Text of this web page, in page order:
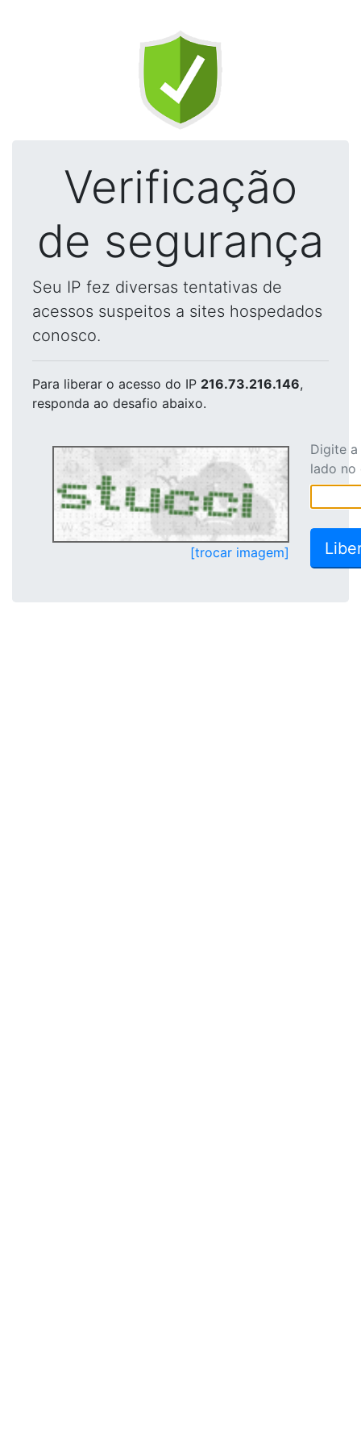
Verificação
de segurança
Seu IP fez diversas tentativas de
acessos suspeitos a sites hospedados
conosco.
Para liberar o acesso do IP 216.73.216.146,
responda ao desafio abaixo.
[trocar imagem]
Digite
lado no